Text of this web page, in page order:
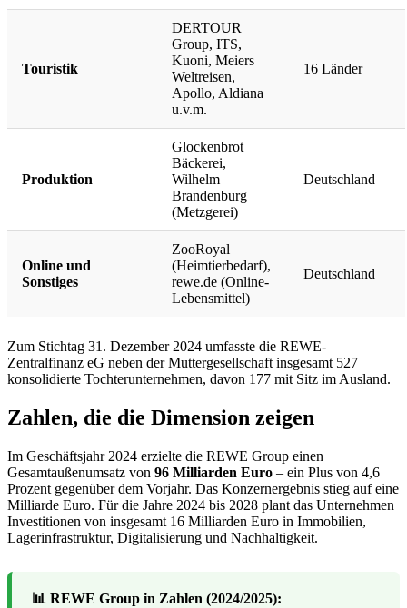
Touristik
DERTOUR
Group, ITS,
Kuoni, Meiers
Weltreisen,
Apollo, Aldiana
u.v.m.
16 Länder
Produktion
Glockenbrot
Bäckerei,
Wilhelm
Brandenburg
(Metzgerei)
Deutschland
Online und
Sonstiges
ZooRoyal
(Heimtierbedarf),
rewe.de (Online-
Lebensmittel)
Deutschland
Zum Stichtag 31. Dezember 2024 umfasste die REWE-
Zentralfinanz eG neben der Muttergesellschaft insgesamt 527
konsolidierte Tochterunternehmen, davon 177 mit Sitz im Ausland.
Zahlen, die die Dimension zeigen
Im Geschäftsjahr 2024 erzielte die REWE Group einen
Gesamtaußenumsatz von 96 Milliarden Euro – ein Plus von 4,6
Prozent gegenüber dem Vorjahr. Das Konzernergebnis stieg auf eine
Milliarde Euro. Für die Jahre 2024 bis 2028 plant das Unternehmen
Investitionen von insgesamt 16 Milliarden Euro in Immobilien,
Lagerinfrastruktur, Digitalisierung und Nachhaltigkeit.
📊 REWE Group in Zahlen (2024/2025):